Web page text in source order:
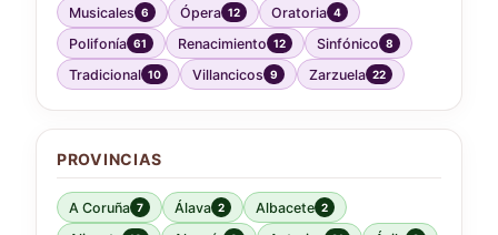
Musicales 6 Ópera 12 Oratoria 4
Polifonía 61 Renacimiento 12 Sinfónico 8
Tradicional 10 Villancicos 9 Zarzuela 22
PROVINCIAS
A Coruña 7 Álava 2 Albacete 2